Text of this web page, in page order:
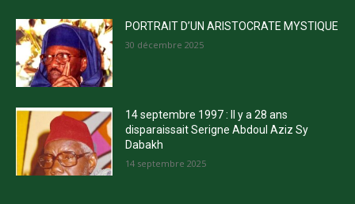
PORTRAIT D’UN ARISTOCRATE MYSTIQUE
30 décembre 2025
14 septembre 1997 : Il y a 28 ans
disparaissait Serigne Abdoul Aziz Sy
Dabakh
14 septembre 2025